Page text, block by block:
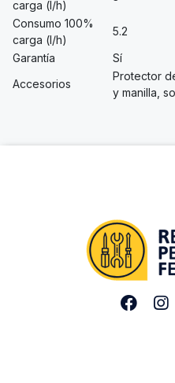
carga (l/h)
Consumo 100%
carga (l/h)
5.2
Garantía
Sí
Accesorios
Protector
y manilla,